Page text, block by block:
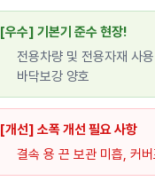
[우수] 기본기 준수 현장!
전용차량 및 전용자재 사
바닥보강 양호
[개선] 소폭 개선 필요 사항
결속 용 끈 보관 미흡, 커